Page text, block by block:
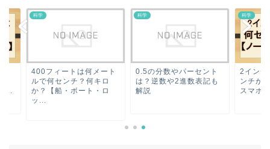
ィートは何メート
何センチ？何キロ
【船・ボート・ロ
0.5の分数やパーセント
は？逆数や2進数表記も
解説
2インチの大きさは
ンチか？1/2インチ
スマホ・モニター・